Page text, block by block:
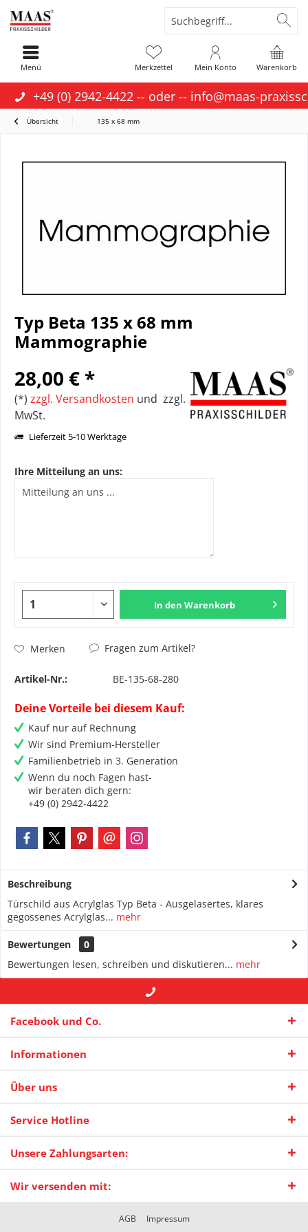
+49 (0) 2942-4422 -- oder -- info@maas-
Warenkorb
Merkzettel Mein Konto
Menü
Übersicht 135 x 68 mm
Typ Beta 135 x 68 mm
Mammographie
28,00 € *
(*) zzgl. Versandkosten und zzgl.
MwSt.
Lieferzeit 5-10 Werktage
Ihre Mitteilung an uns:
In den Warenkorb
Merken Fragen zum Artikel?
Artikel-Nr.: BE-135-68-280
Deine Vorteile bei diesem Kauf:
Kauf nur auf Rechnung
Wir sind Premium-Hersteller
Familienbetrieb in 3. Generation
Wenn du noch Fagen hast-
wir beraten dich gern:
+49 (0) 2942-4422
Beschreibung
Türschild aus Acrylglas Typ Beta - Ausgelasertes, klares
gegossenes Acrylglas... mehr
Bewertungen
0
Bewertungen lesen, schreiben und diskutieren... mehr
Facebook und Co.
Informationen
Über uns
Service Hotline
Unsere Zahlungsarten:
Wir versenden mit:
AGB Impressum